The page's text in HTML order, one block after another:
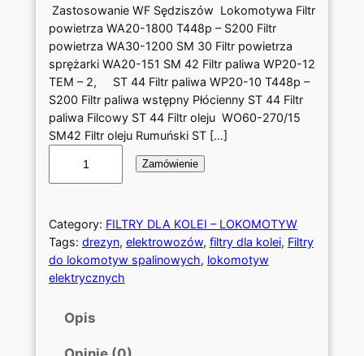
Zastosowanie WF Sędziszów Lokomotywa Filtr
powietrza WA20-1800 T448p – S200 Filtr
powietrza WA30-1200 SM 30 Filtr powietrza
sprężarki WA20-151 SM 42 Filtr paliwa WP20-12
TEM – 2, ST 44 Filtr paliwa WP20-10 T448p –
S200 Filtr paliwa wstępny Płócienny ST 44 Filtr
paliwa Filcowy ST 44 Filtr oleju WO60-270/15
SM42 Filtr oleju Rumuński ST […]
o
ć
F
i
l
Zamówienie
Category: FILTRY DLA KOLEI – LOKOMOTYW
Tags: drezyn, elektrowozów, filtry dla kolei, Filtry
do lokomotyw spalinowych, lokomotyw
elektrycznych
Opis